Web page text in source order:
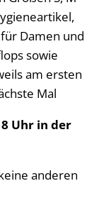
Damen und
sowie
am ersten
Mal
Uhr in der
anderen